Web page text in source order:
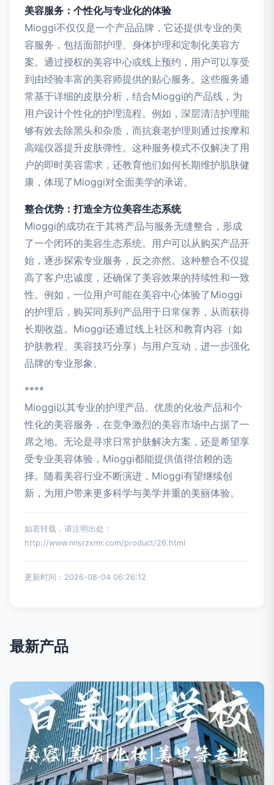
美容服务：个性化与专业化的体验
Mioggi不仅仅是一个产品品牌，它还提供专业的美
容服务，包括面部护理、身体护理和定制化美容方
案。通过授权的美容中心或线上预约，用户可以享受
到由经验丰富的美容师提供的贴心服务。这些服务通
常基于详细的皮肤分析，结合Mioggi的产品线，为
用户设计个性化的护理流程。例如，深层清洁护理能
够有效去除黑头和杂质，而抗衰老护理则通过按摩和
高端仪器提升皮肤弹性。这种服务模式不仅解决了用
户的即时美容需求，还教育他们如何长期维护肌肤健
康，体现了Mioggi对全面美学的承诺。
整合优势：打造全方位美容生态系统
Mioggi的成功在于其将产品与服务无缝整合，形成
了一个闭环的美容生态系统。用户可以从购买产品开
始，逐步探索专业服务，反之亦然。这种整合不仅提
高了客户忠诚度，还确保了美容效果的持续性和一致
性。例如，一位用户可能在美容中心体验了Mioggi
的护理后，购买同系列产品用于日常保养，从而获得
长期收益。Mioggi还通过线上社区和教育内容（如
护肤教程、美容技巧分享）与用户互动，进一步强化
品牌的专业形象。
****
Mioggi以其专业的护理产品、优质的化妆产品和个
性化的美容服务，在竞争激烈的美容市场中占据了一
席之地。无论是寻求日常护肤解决方案，还是希望享
受专业美容体验，Mioggi都能提供值得信赖的选
择。随着美容行业不断演进，Mioggi有望继续创
新，为用户带来更多科学与美学并重的美丽体验。
如若转载，请注明出处：
http://www.nnsrzxmr.com/product/26.html
更新时间：2026-08-04 06:26:12
最新产品